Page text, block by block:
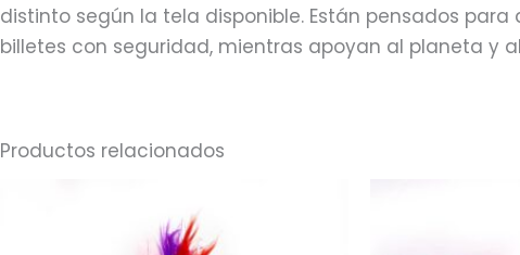
distinto según la tela disponible. Están pensados
billetes con seguridad, mientras apoyan al planeta y
Productos relacionados